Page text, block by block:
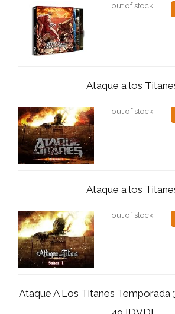
out of stock
Ataque a los
out of stock
Ataque a los
out of stock
Ataque A Los Titanes Temporada